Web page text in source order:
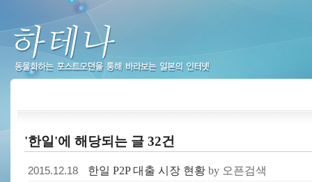
'한일'에 해당되는 글 32건
2015.12.18 한일 P2P 대출 시장 현황 by 오픈검색